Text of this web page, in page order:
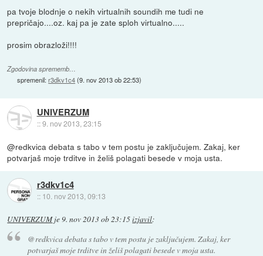
pa tvoje blodnje o nekih virtualnih soundih me tudi ne
prepričajo....oz. kaj pa je zate sploh virtualno.....
prosim obrazloži!!!!
Zgodovina sprememb…
spremenil:r3dkv1c4(9. nov 2013 ob 22:53)
UNIVERZUM
::9. nov 2013, 23:15
@redkvica debata s tabo v tem postu je zaključujem. Zakaj, ker
potvarjaš moje trditve in želiš polagati besede v moja usta.
r3dkv1c4
:: 10. nov 2013, 09:13
UNIVERZUMje9. nov 2013 ob 23:15izjavil:
@redkvica debata s tabo v tem postu je zaključujem. Zakaj, ker
potvarjaš moje trditve in želiš polagati besede v moja usta.